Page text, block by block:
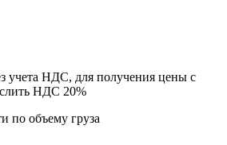
учета НДС, для получения цены с
НДС 20%
по объему груза